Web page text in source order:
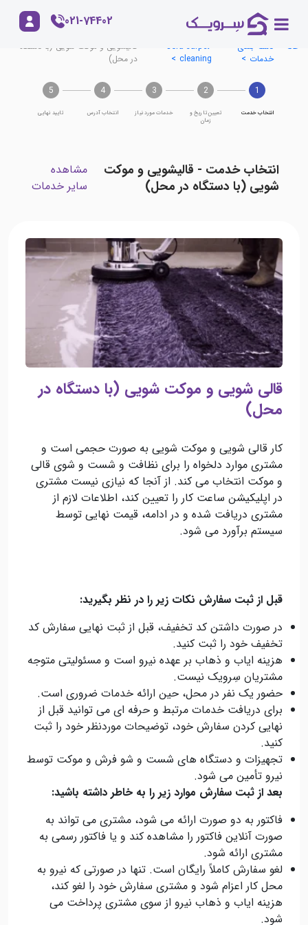
021-74402
خانه
دسته بندی
خدمات
sofa-carpet-
cleaning
قالیشویی و موکت شویی (با دستگاه
در محل)
1
انتخاب خدمت
2
تعیین تاریخ و
زمان
3
خدمات مورد نیاز
4
انتخاب آدرس
5
تایید نهایی
انتخاب خدمت - قالیشویی و موکت
شویی (با دستگاه در محل)
مشاهده
سایر خدمات
قالی شویی و موکت شویی (با دستگاه در
محل)
کار قالی شویی و موکت شویی به صورت حجمی است و
مشتری موارد دلخواه را برای نظافت و شست و شوی قالی
و موکت انتخاب می کند. از آنجا که نیازی نیست مشتری
در اپلیکیشن ساعت کار را تعیین کند، اطلاعات لازم از
مشتری دریافت شده و در ادامه، قیمت نهایی توسط
سیستم برآورد می شود.
قبل از ثبت سفارش نکات زیر را در نظر بگیرید:
در صورت داشتن کد تخفیف، قبل از ثبت نهایی سفارش کد
تخفیف خود را ثبت کنید.
هزینه ایاب و ذهاب بر عهده نیرو است و مسئولیتی متوجه
مشتریان سِرویک نیست.
حضور یک نفر در محل، حین ارائه خدمات ضروری است.
برای دریافت خدمات مرتبط و حرفه ای می توانید قبل از
نهایی کردن سفارش خود، توضیحات موردنظر خود را ثبت
کنید.
تجهیزات و دستگاه های شست و شو فرش و موکت توسط
نیرو تأمین می شود.
بعد از ثبت سفارش موارد زیر را به خاطر داشته باشید:
فاکتور به دو صورت ارائه می شود، مشتری می تواند به
صورت آنلاین فاکتور را مشاهده کند و یا فاکتور رسمی به
مشتری ارائه شود.
لغو سفارش کاملاً رایگان است. تنها در صورتی که نیرو به
محل کار اعزام شود و مشتری سفارش خود را لغو کند،
هزینه ایاب و ذهاب نیرو از سوی مشتری پرداخت می
شود.